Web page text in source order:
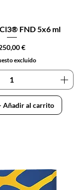
FND 5x6 ml
€
excluido
Añadir al carrito